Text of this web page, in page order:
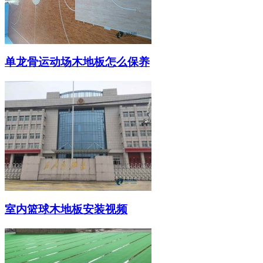
单龙骨运动场木地板怎么保养
室内篮球木地板安装视频